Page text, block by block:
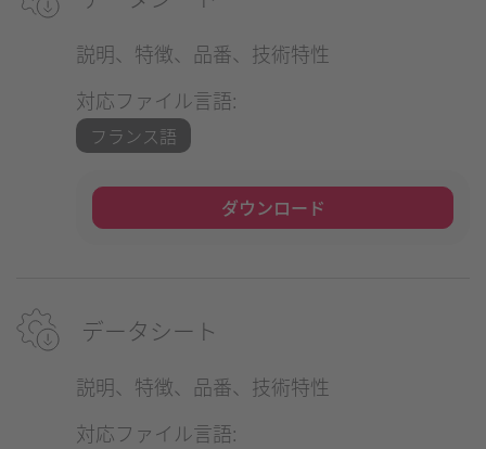
説明、特徴、品番、技術特性
対応ファイル言語:
フランス語
ダウンロード
データシート
説明、特徴、品番、技術特性
対応ファイル言語: